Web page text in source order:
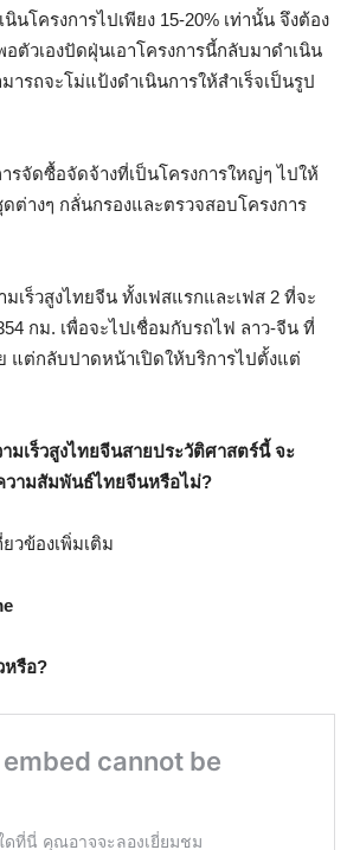
นโครงการไปเพียง 15-20% เท่านั้น จึงต้อง
ตัวเองปัดฝุ่นเอาโครงการนี้กลับมาดำเนิน
ารถจะโม่แป้งดำเนินการให้สำเร็จเป็นรูป
รจัดซื้อจัดจ้างที่เป็นโครงการใหญ่ๆ ไปให้
ต่างๆ กลั่นกรองและตรวจสอบโครงการ
เร็วสูงไทยจีน ทั้งเฟสแรกและเฟส 2 ที่จะ
กม. เพื่อจะไปเชื่อมกับรถไฟ ลาว-จีน ที่
แต่กลับปาดหน้าเปิดให้บริการไปตั้งแต่
มเร็วสูงไทยจีนสายประวัติศาสตร์นี้ จะ
วามสัมพันธ์ไทยจีนหรือไม่?
วข้องเพิ่มเติม
หรือ?